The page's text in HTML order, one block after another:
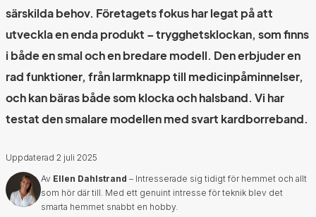
särskilda behov. Företagets fokus har legat på att
utveckla en enda produkt – trygghetsklockan, som finns
i både en smal och en bredare modell. Den erbjuder en
rad funktioner, från larmknapp till medicinpåminnelser,
och kan bäras både som klocka och halsband. Vi har
testat den smalare modellen med svart kardborreband.
Uppdaterad 2 juli 2025
Av Ellen Dahlstrand – Intresserade sig tidigt för hemmet och allt
som hör där till. Med ett genuint intresse för teknik blev det
smarta hemmet snabbt en hobby.